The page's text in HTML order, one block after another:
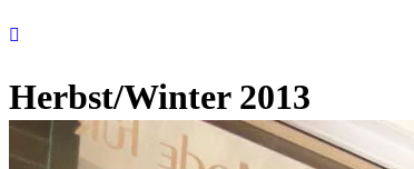
Herbst/Winter 2013